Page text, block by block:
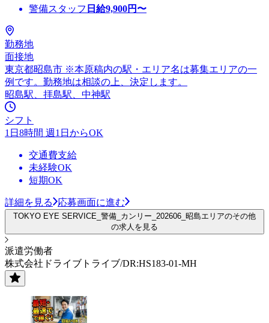
警備スタッフ 日給9,900円〜
勤務地
面接地
東京都昭島市 ※本原稿内の駅・エリア名は募集エリアの一
例です。勤務地は相談の上、決定します。
昭島駅、拝島駅、中神駅
シフト
1日8時間 週1日からOK
交通費支給
未経験OK
短期OK
詳細を見る 応募画面に進む
TOKYO EYE SERVICE_警備_カンリー_202606_昭島エリアのその他
の求人を見る
派遣労働者
株式会社ドライブトライブ/DR:HS183-01-MH